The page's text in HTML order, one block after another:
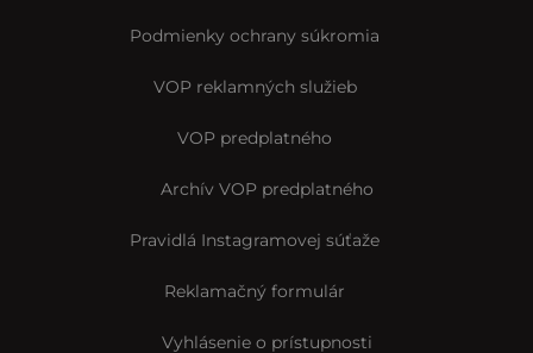
Podmienky ochrany súkromia
VOP reklamných služieb
VOP predplatného
Archív VOP predplatného
Pravidlá Instagramovej súťaže
Reklamačný formulár
Vyhlásenie o prístupnosti